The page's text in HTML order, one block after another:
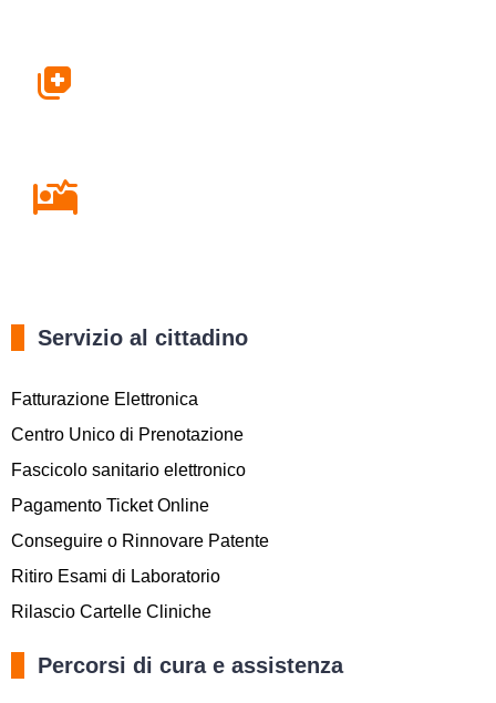
Servizio al cittadino
Fatturazione Elettronica
Centro Unico di Prenotazione
Fascicolo sanitario elettronico
Pagamento Ticket Online
Conseguire o Rinnovare Patente
Ritiro Esami di Laboratorio
Rilascio Cartelle Cliniche
Percorsi di cura e assistenza